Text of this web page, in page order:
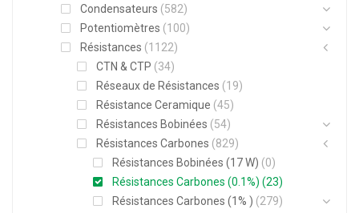
Condensateurs (582)
Potentiomètres (100)
Résistances (1122)
CTN & CTP (34)
Réseaux de Résistances (19)
Résistance Ceramique (45)
Résistances Bobinées (54)
Résistances Carbones (829)
Résistances Bobinées (17 W) (0)
Résistances Carbones (0.1%) (23)
Résistances Carbones (1% ) (279)